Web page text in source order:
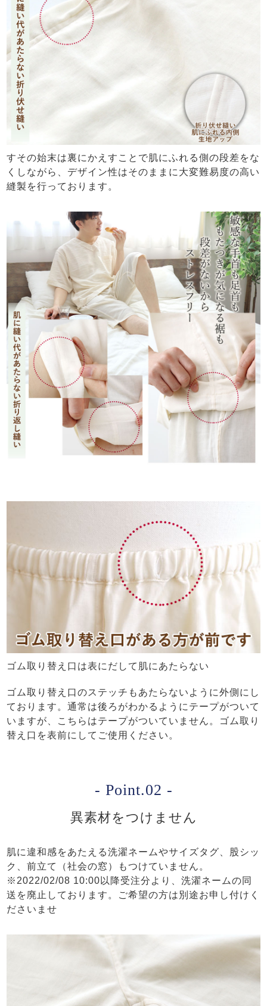
すその始末は裏にかえすことで肌にふれる側の段差をな
くしながら、デザイン性はそのままに大変難易度の高い
縫製を行っております。
ゴム取り替え口は表にだして肌にあたらない
ゴム取り替え口のステッチもあたらないように外側にし
ております。通常は後ろがわかるようにテープがついて
いますが、こちらはテープがついていません。ゴム取り
替え口を表前にしてご使用ください。
- Point.02 -
異素材をつけません
肌に違和感をあたえる洗濯ネームやサイズタグ、股シッ
ク、前立て（社会の窓）もつけていません。
※2022/02/08 10:00以降受注分より、洗濯ネームの同
送を廃止しております。ご希望の方は別途お申し付けく
ださいませ